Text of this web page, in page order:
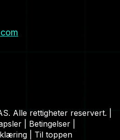
Alle rettigheter reservert. |
Betingelser
Til toppen